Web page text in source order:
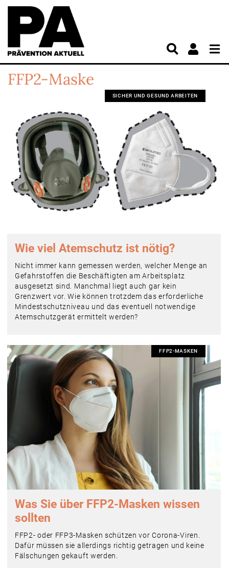
FFP2-Maske
SICHER UND GESUND ARBEITEN
Wie viel ­Atemschutz ist nötig?
Nicht immer kann gemessen werden, welcher Menge an
Gefahrstoffen die Beschäftigten am Arbeitsplatz
ausgesetzt sind. Manchmal liegt auch gar kein
Grenzwert vor. Wie können trotzdem das erforderliche
Mindestschutzniveau und das eventuell notwendige
Atemschutzgerät ermittelt werden?
FFP2-MASKEN
Was Sie über FFP2-Masken wissen
sollten
FFP2- oder FFP3-Masken schützen vor Corona-Viren.
Dafür müssen sie allerdings richtig getragen und keine
Fälschungen gekauft werden.